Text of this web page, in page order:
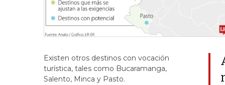
Existen otros destinos con vocación
turística, tales como Bucaramanga,
Salento, Minca y Pasto.